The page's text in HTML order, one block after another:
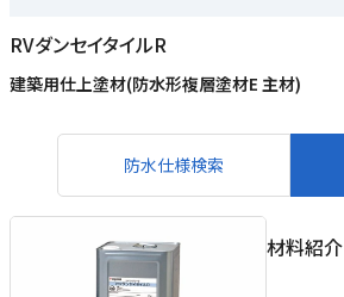
RVダンセイタイルR
建築用仕上塗材(防水形複層塗材E 主材)
防水仕様検索
材料紹介